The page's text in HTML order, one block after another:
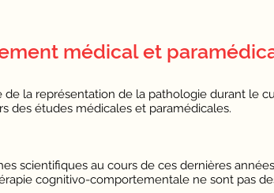
médical et
la représentation de la pathologie durant le
des études médicales et paramédicales.
scientifiques au cours de ces dernières années
cognitivo-comportementale ne sont pas